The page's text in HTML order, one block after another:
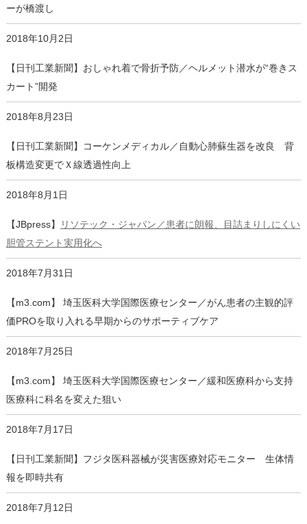
ーが橋渡し
2018年10月2日
【日刊工業新聞】おしゃれ着で骨折予防／ヘルメット潜水が“巻きス
カート”開発
2018年8月23日
【日刊工業新聞】コーケンメディカル／自動心肺蘇生器を改良 背
板構造変更でＸ線透過性向上
2018年8月1日
【JBpress】
リソテック・ジャパン／患者に朗報、目詰まりしにくい
胆管ステント実用化へ
2018年7月31日
【m3.com】 埼玉医科大学国際医療センター／がん患者の主観的評
価PROを取り入れる早期からのサポーティブケア
2018年7月25日
【m3.com】 埼玉医科大学国際医療センター／緩和医療科から支持
医療科に科名を変えた狙い
2018年7月17日
【日刊工業新聞】フジタ医科器械が災害医療対応モニター 生体情
報を即時共有
2018年7月12日